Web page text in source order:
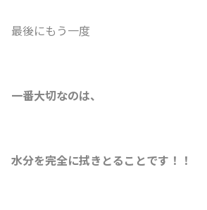
最後にもう一度
一番大切なのは、
水分を完全に拭きとることです！！